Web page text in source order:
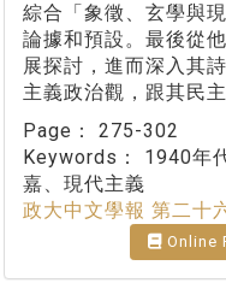
綜合「象徵、玄學與
論據和預設。最後從
展探討，進而深入其
主義政治觀，跟其民
Page： 275-302
Keywords： 1940年
嘉、現代主義
政大中文學報 第二十
Online